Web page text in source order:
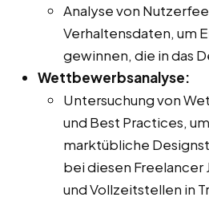
Analyse von
Verhaltensdaten, um
gewinnen, die in das
Wettbewerbsanalyse:
Untersuchung von
und Best Practices,
marktübliche
bei diesen Freelancer
und Vollzeitstellen in